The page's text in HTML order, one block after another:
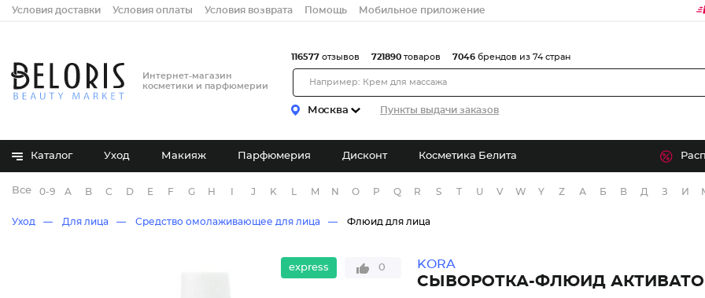
Условия доставки Условия оплаты Условия возврата Помощь Мобильное приложение
Интернет-магазин
косметики и парфюмерии
Москва Пункты выдачи заказов
116577 отзывов 721890 товаров 7046 брендов из 74 стран
Каталог Уход Макияж Парфюмерия Дисконт Косметика Белита
Все бренды
0-9 A B C D E F G H J K M N O P Q R S T U V W Y Z А Б В Д З И
Уход Для лица Средство омолаживающее для лица Флюид для лица
express 0 KORA
СЫВОРОТКА-ФЛЮИД